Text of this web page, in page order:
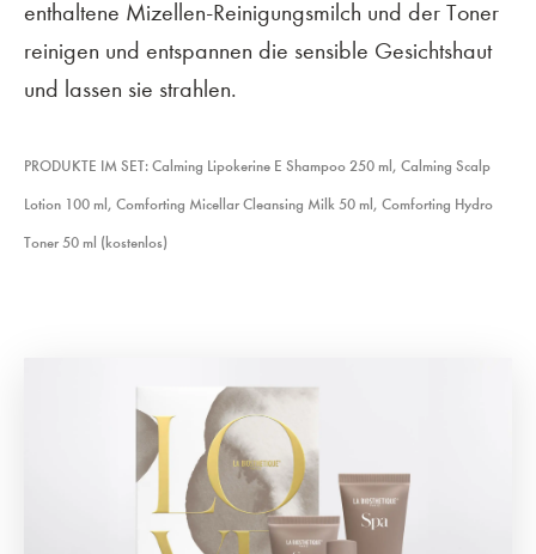
enthaltene Mizellen-Reinigungsmilch und der Toner
reinigen und entspannen die sensible Gesichtshaut
und lassen sie strahlen.
PRODUKTE IM SET: Calming Lipokerine E Shampoo 250 ml, Calming Scalp
Lotion 100 ml, Comforting Micellar Cleansing Milk 50 ml, Comforting Hydro
Toner 50 ml (kostenlos)